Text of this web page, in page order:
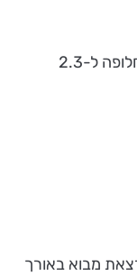
יום חמישי|05/03/2020|שעה 18:00|חלופה ל-2.3
מבוא באורך